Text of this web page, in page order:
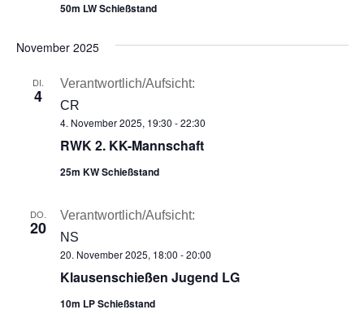
50m LW Schießstand
November 2025
DI.
4
4. November 2025, 19:30 -22:30
RWK 2. KK-Mannschaft
25m KW Schießstand
Verantwortlich/Aufsicht:
CR
DO.
20
20. November 2025, 18:00 -20:00
Klausenschießen Jugend LG
10m LP Schießstand
Verantwortlich/Aufsicht:
NS